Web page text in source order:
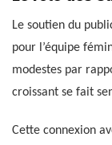
Le soutien du
pour l’équipe
modestes par
croissant se fait
Cette connexion